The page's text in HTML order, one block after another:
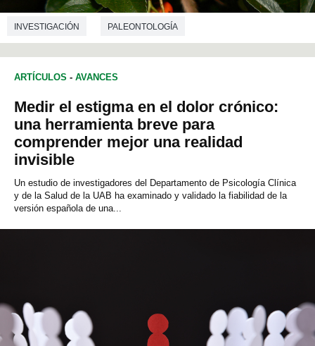
INVESTIGACIÓN PALEONTOLOGÍA
ARTÍCULOS - AVANCES
Medir el estigma en el dolor crónico:
una herramienta breve para
comprender mejor una realidad
invisible
Un estudio de investigadores del Departamento de Psicología Clínica
y de la Salud de la UAB ha examinado y validado la fiabilidad de la
versión española de una...